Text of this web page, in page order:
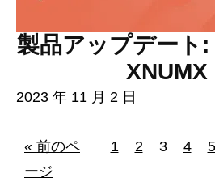
製品アップデート:
XNUMX
2023 年 11 月 2 日
« 前のペ
ージ
1 2 3 4 5